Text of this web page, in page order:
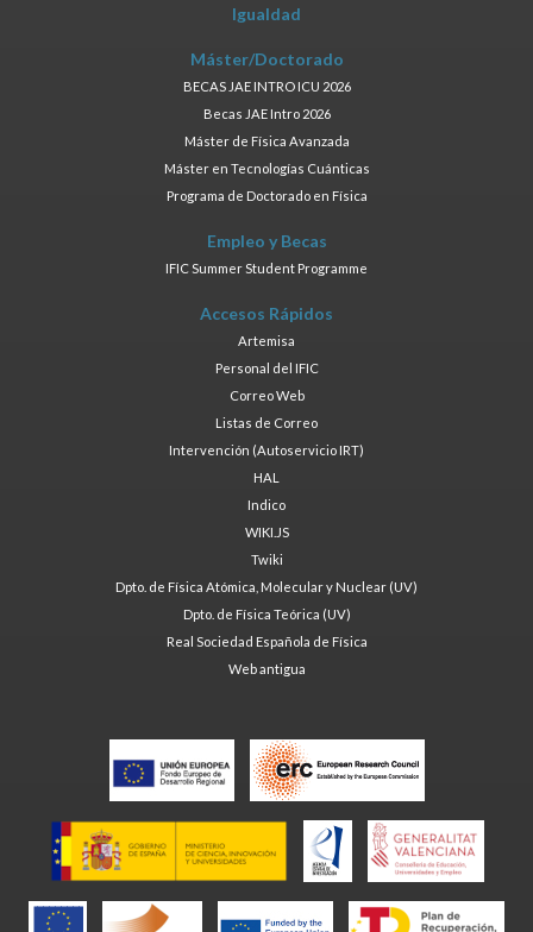
Igualdad
Máster/Doctorado
BECAS JAE INTRO ICU 2026
Becas JAE Intro 2026
Máster de Física Avanzada
Máster en Tecnologías Cuánticas
Programa de Doctorado en Física
Empleo y Becas
IFIC Summer Student Programme
Accesos Rápidos
Artemisa
Personal del IFIC
Correo Web
Listas de Correo
Intervención (Autoservicio IRT)
HAL
Indico
WIKI.JS
Twiki
Dpto. de Física Atómica, Molecular y Nuclear (UV)
Dpto. de Física Teórica (UV)
Real Sociedad Española de Física
Web antigua